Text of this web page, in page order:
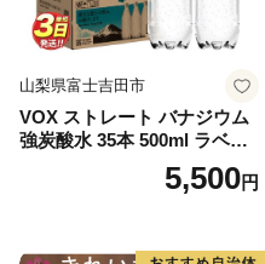
山梨県富士吉田市
VOX ストレート バナジウム
強炭酸水 35本 500ml ラベル
レス【富士吉田市限定カート
5,500円